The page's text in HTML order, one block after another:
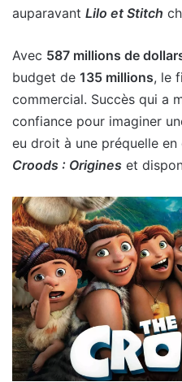
auparavant Lilo et Stitch
Avec 587 millions de
budget de 135 millions, le
commercial. Succès qui a
confiance pour imaginer
eu droit à une préquelle
Croods : Origines et